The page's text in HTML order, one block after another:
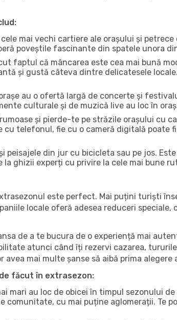
mai vechi cartiere ale orașului și
poveștile fascinante din spatele unora
faptul că mâncarea este cea mai bună
și gustă câteva dintre delicatesele
au o ofertă largă de concerte și
culturale și de muzică live au loc în
și pierde-te pe străzile orașului cu
telefonul, fie cu o cameră digitală poate
peisajele din jur cu bicicleta sau pe jos.
ghizii experți cu privire la cele mai bune
este perfect. Mai puțini turiști
locale oferă adesea reduceri speciale,
de a te bucura de o experiență mai
atunci când îți rezervi cazarea,
mai multe șanse să aibă prima
făcut în extrasezon:
mari au loc de obicei în timpul sezonului
comunitate, cu mai puține aglomerații. Te